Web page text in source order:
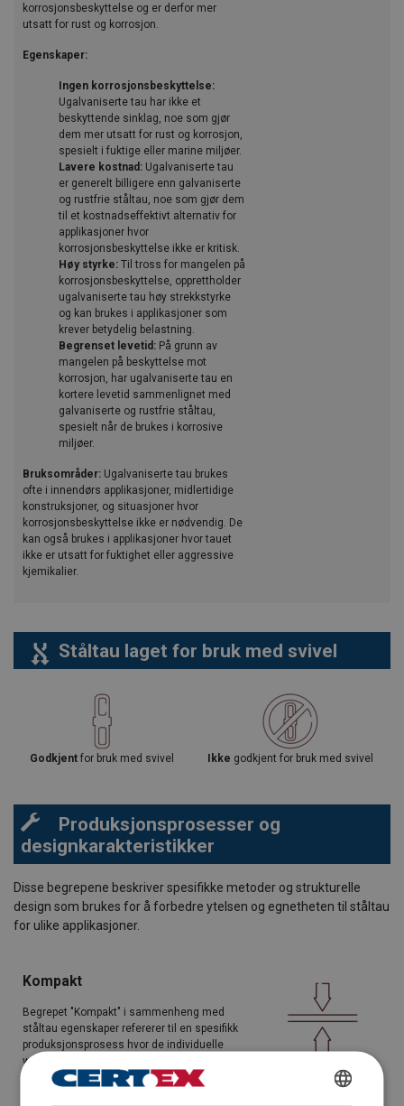
korrosjonsbeskyttelse og er derfor mer
utsatt for rust og korrosjon.
Egenskaper:
Ingen korrosjonsbeskyttelse:
Ugalvaniserte tau har ikke et
beskyttende sinklag, noe som gjør
dem mer utsatt for rust og korrosjon,
spesielt i fuktige eller marine miljøer.
Lavere kostnad: Ugalvaniserte tau
er generelt billigere enn galvaniserte
og rustfrie ståltau, noe som gjør dem
til et kostnadseffektivt alternativ for
applikasjoner hvor
korrosjonsbeskyttelse ikke er kritisk.
Høy styrke: Til tross for mangelen på
korrosjonsbeskyttelse, opprettholder
ugalvaniserte tau høy strekkstyrke
og kan brukes i applikasjoner som
krever betydelig belastning.
Begrenset levetid: På grunn av
mangelen på beskyttelse mot
korrosjon, har ugalvaniserte tau en
kortere levetid sammenlignet med
galvaniserte og rustfrie ståltau,
spesielt når de brukes i korrosive
miljøer.
Bruksområder: Ugalvaniserte tau brukes
ofte i innendørs applikasjoner, midlertidige
konstruksjoner, og situasjoner hvor
korrosjonsbeskyttelse ikke er nødvendig. De
kan også brukes i applikasjoner hvor tauet
ikke er utsatt for fuktighet eller aggressive
kjemikalier.
Ståltau laget for bruk med svivel
Godkjent for bruk med svivel Ikke godkjent for bruk med svivel
Produksjonsprosesser og
designkarakteristikker
Disse begrepene beskriver spesifikke metoder og strukturelle
design som brukes for å forbedre ytelsen og egnetheten til ståltau
for ulike applikasjoner.
Kompakt
Begrepet "Kompakt" i sammenheng med
ståltau egenskaper refererer til en spesifikk
produksjonsprosess hvor de individuelle
wirene eller trådene i tauet blir komprimert
eller kompaktert. Denne prosessen gir flere